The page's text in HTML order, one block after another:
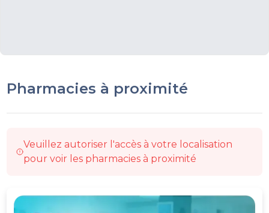
Pharmacies à proximité
Veuillez autoriser l'accès à votre localisation
pour voir les pharmacies à proximité